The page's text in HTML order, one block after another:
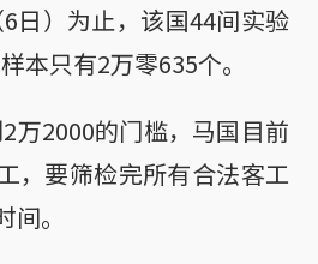
日）为止，该国44间实验
本只有2万零635个。
万2000的门槛，马国目前
，要筛检完所有合法客工
。